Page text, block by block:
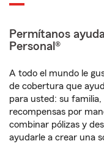
Permítanos
Personal®
A todo el mundo le
de cobertura que
para usted: su
recompensas por
combinar pólizas y
ayudarle a crear una